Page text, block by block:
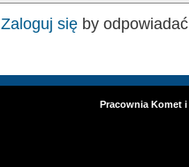
Zaloguj się by odpowiadać
Pracownia Komet